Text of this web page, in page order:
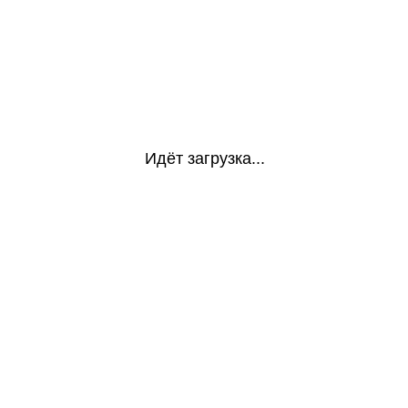
Идёт загрузка...